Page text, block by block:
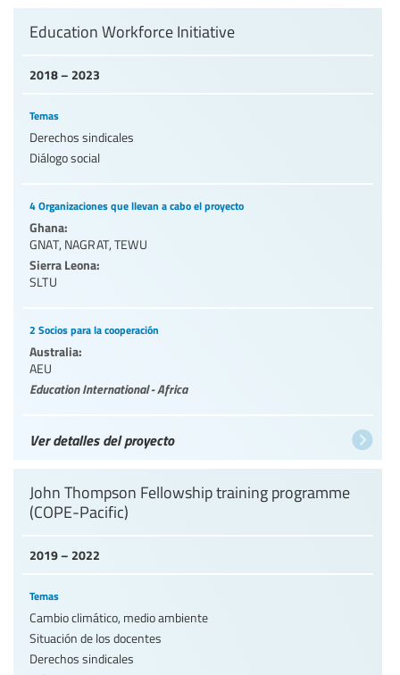
2018 – 2023
Education Workforce Initiative
Temas
Derechos sindicales
Diálogo social
4 Organizaciones que llevan a cabo el proyecto
Ghana:
GNAT, NAGRAT,TEWU
Sierra Leona:
SLTU
2 Socios para la cooperación
Australia:
AEU
Education International - Africa
Ver detalles del proyecto
2019 – 2022
John Thompson Fellowship training programme
(COPE-Pacific)
Temas
Cambio climático, medio ambiente
Situación de los docentes
Derechos sindicales